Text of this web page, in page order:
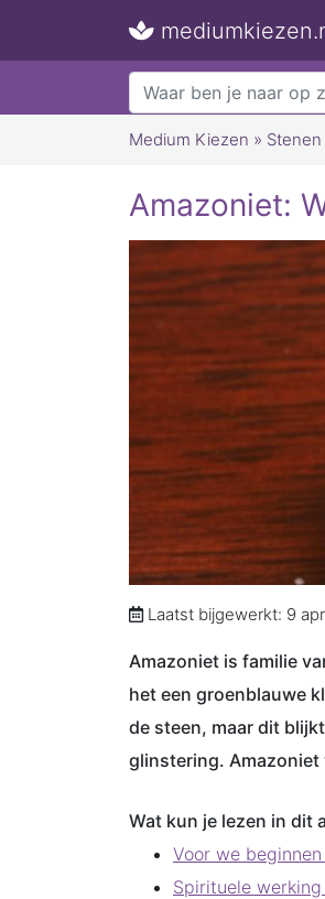
Medium Kiezen »
Amazoniet:
Laatst bijgewerkt: 9
Amazoniet is familie
het een groenblauwe
de steen, maar dit
glinstering. Amazoniet
Wat kun je lezen in dit
Voor we
Spirituele